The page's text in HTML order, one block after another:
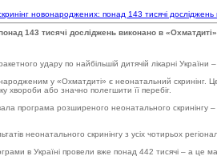
новонароджених: понад 143 тисячі
143 тисячі досліджень виконано в «Охматдиті»
удару по найбільшій дитячій лікарні
у «Охматдиті» є неонатальний скринінг.
хвороби або значно полегшити її перебіг.
програма розширеного неонатального скринінгу
неонатального скринінгу з усіх чотирьох
в Україні провели вже понад 442 тисячі – а це